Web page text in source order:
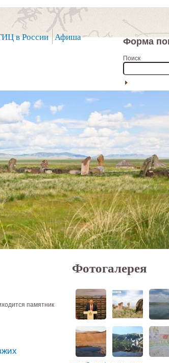
в России Афиша Форма
Поиск
памятник
Фотогалерея